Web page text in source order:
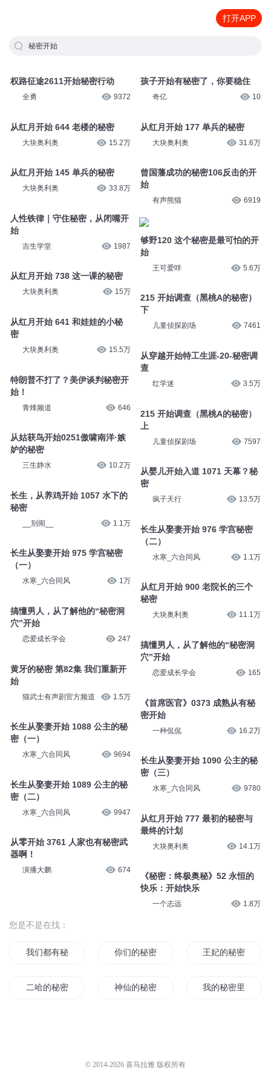
打开APP
秘密开始
权路征途2611开始秘密行动
全勇 9372
从红月开始 644 老楼的秘密
大块奥利奥 15.2万
从红月开始 145 单兵的秘密
大块奥利奥 33.8万
人性铁律｜守住秘密，从闭嘴开
始
吉生学堂 1987
从红月开始 738 这一课的秘密
大块奥利奥 15万
从红月开始 641 和娃娃的小秘
密
大块奥利奥 15.5万
特朗普不打了？美伊谈判秘密开
始！
青烽频道 646
从姑获鸟开始0251傲啸南洋·嫉
妒的秘密
三生静水 10.2万
长生，从养鸡开始 1057 水下的
秘密
__别闹__ 1.1万
长生从娶妻开始 975 学宫秘密
（一）
水寒_六合同风 1万
搞懂男人，从了解他的“秘密洞
穴”开始
恋爱成长学会 247
黄牙的秘密 第82集 我们重新开
始
猫武士有声剧官方频道 1.5万
长生从娶妻开始 1088 公主的秘
密（一）
水寒_六合同风 9694
长生从娶妻开始 1089 公主的秘
密（二）
水寒_六合同风 9947
从零开始 3761 人家也有秘密武
器啊！
演播大鹏 674
孩子开始有秘密了，你要稳住
奇亿 10
从红月开始 177 单兵的秘密
大块奥利奥 31.6万
曾国藩成功的秘密106反击的开
始
有声熊猫 6919
够野120 这个秘密是最可怕的开
始
王可爱咩 5.6万
215 开始调查（黑桃A的秘密）
下
儿童侦探剧场 7461
从穿越开始特工生涯-20-秘密调
查
红学迷 3.5万
215 开始调查（黑桃A的秘密）
上
儿童侦探剧场 7597
从婴儿开始入道 1071 天幕？秘
密
疯子天行 13.5万
长生从娶妻开始 976 学宫秘密
（二）
水寒_六合同风 1.1万
从红月开始 900 老院长的三个
秘密
大块奥利奥 11.1万
搞懂男人，从了解他的“秘密洞
穴”开始
恋爱成长学会 165
《首席医官》0373 成熟从有秘
密开始
一种侃侃 16.2万
长生从娶妻开始 1090 公主的秘
密（三）
水寒_六合同风 9780
从红月开始 777 最初的秘密与
最终的计划
大块奥利奥 14.1万
《秘密：终极奥秘》52 永恒的
快乐：开始快乐
一个志远 1.8万
您是不是在找：
我们都有秘密 你们的秘密 王妃的秘密
二哈的秘密日记 神仙的秘密 我的秘密里有你
© 2014-2026 喜马拉雅 版权所有